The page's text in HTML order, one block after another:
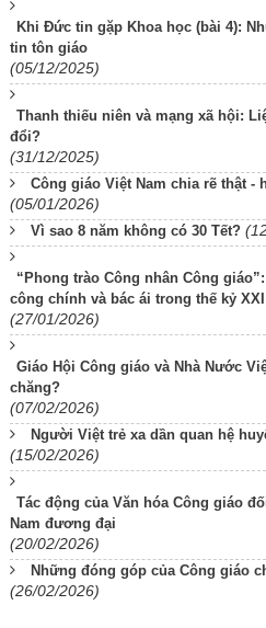
Khi Đức tin gặp Khoa học (bài 4):
tin tôn giáo
(05/12/2025)
Thanh thiếu niên và mạng xã hội:
đổi?
(31/12/2025)
Công giáo Việt Nam chia rẽ thật -
(05/01/2026)
Vì sao 8 năm không có 30 Tết?
“Phong trào Công nhân Công
công chính và bác ái trong thế kỷ XXI
(27/01/2026)
Giáo Hội Công giáo và Nhà Nước
chăng?
(07/02/2026)
Người Việt trẻ xa dần quan hệ
(15/02/2026)
Tác động của Văn hóa Công giáo
Nam đương đại
(20/02/2026)
Những đóng góp của Công giáo
(26/02/2026)